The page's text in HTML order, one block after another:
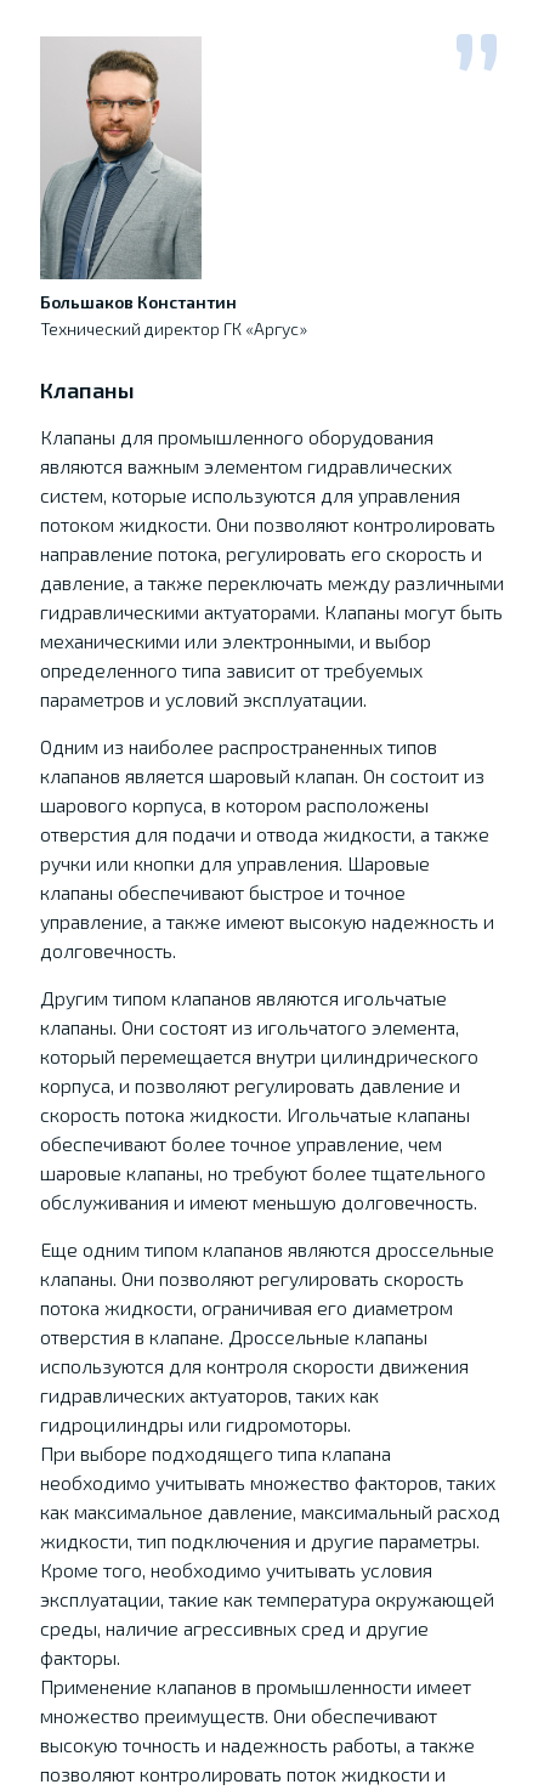
Большаков Константин
Технический директор ГК «Аргус»
Клапаны
Клапаны для промышленного оборудования
являются важным элементом гидравлических
систем, которые используются для управления
потоком жидкости. Они позволяют контролировать
направление потока, регулировать его скорость и
давление, а также переключать между различными
гидравлическими актуаторами. Клапаны могут быть
механическими или электронными, и выбор
определенного типа зависит от требуемых
параметров и условий эксплуатации.
Одним из наиболее распространенных типов
клапанов является шаровый клапан. Он состоит из
шарового корпуса, в котором расположены
отверстия для подачи и отвода жидкости, а также
ручки или кнопки для управления. Шаровые
клапаны обеспечивают быстрое и точное
управление, а также имеют высокую надежность и
долговечность.
Другим типом клапанов являются игольчатые
клапаны. Они состоят из игольчатого элемента,
который перемещается внутри цилиндрического
корпуса, и позволяют регулировать давление и
скорость потока жидкости. Игольчатые клапаны
обеспечивают более точное управление, чем
шаровые клапаны, но требуют более тщательного
обслуживания и имеют меньшую долговечность.
Еще одним типом клапанов являются дроссельные
клапаны. Они позволяют регулировать скорость
потока жидкости, ограничивая его диаметром
отверстия в клапане. Дроссельные клапаны
используются для контроля скорости движения
гидравлических актуаторов, таких как
гидроцилиндры или гидромоторы.
При выборе подходящего типа клапана
необходимо учитывать множество факторов, таких
как максимальное давление, максимальный расход
жидкости, тип подключения и другие параметры.
Кроме того, необходимо учитывать условия
эксплуатации, такие как температура окружающей
среды, наличие агрессивных сред и другие
факторы.
Применение клапанов в промышленности имеет
множество преимуществ. Они обеспечивают
высокую точность и надежность работы, а также
позволяют контролировать поток жидкости и